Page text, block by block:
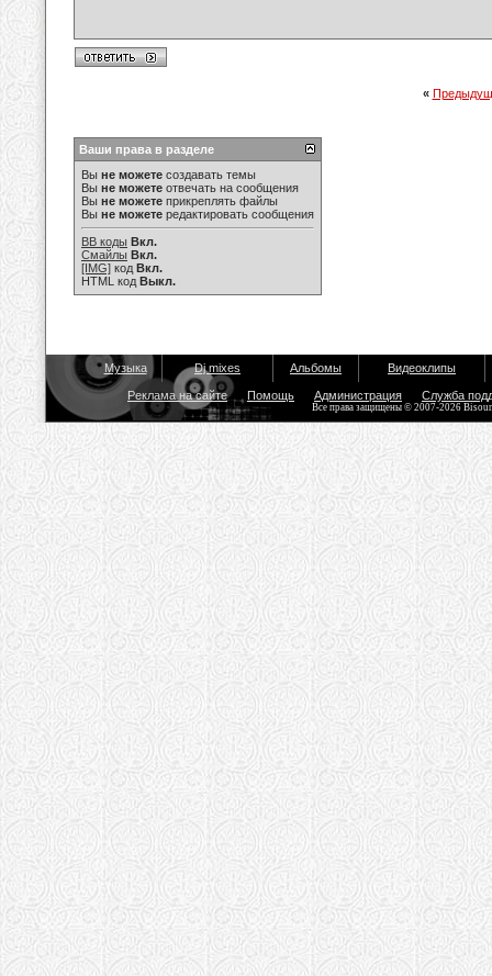
«
Ваши права в разделе
Вы не можете создавать темы
Вы не можете отвечать на сообщения
Вы не можете прикреплять файлы
Вы не можете редактировать сообщения
BB коды Вкл.
Смайлы Вкл.
[IMG] код Вкл.
HTML код Выкл.
Музыка Dj mixes Альбомы Видеоклипы
Реклама на сайте Помощь Администрация Служба
Все права защищены © 2007-2026